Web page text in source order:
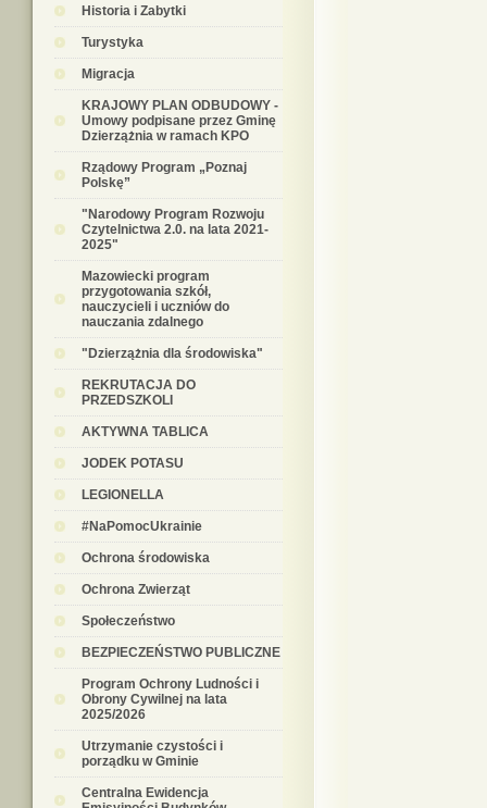
Historia i Zabytki
Turystyka
Migracja
KRAJOWY PLAN ODBUDOWY -
Umowy podpisane przez Gminę
Dzierzążnia w ramach KPO
Rządowy Program „Poznaj
Polskę”
"Narodowy Program Rozwoju
Czytelnictwa 2.0. na lata 2021-
2025"
Mazowiecki program
przygotowania szkół,
nauczycieli i uczniów do
nauczania zdalnego
"Dzierzążnia dla środowiska"
REKRUTACJA DO
PRZEDSZKOLI
AKTYWNA TABLICA
JODEK POTASU
LEGIONELLA
#NaPomocUkrainie
Ochrona środowiska
Ochrona Zwierząt
Społeczeństwo
BEZPIECZEŃSTWO PUBLICZNE
Program Ochrony Ludności i
Obrony Cywilnej na lata
2025/2026
Utrzymanie czystości i
porządku w Gminie
Centralna Ewidencja